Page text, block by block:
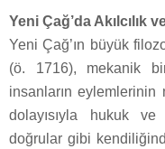
Yeni Çağ’da
Yeni Çağ’ın büyük
(ö. 1716), mekanik
insanların
dolayısıyla hukuk ve
doğrular gibi